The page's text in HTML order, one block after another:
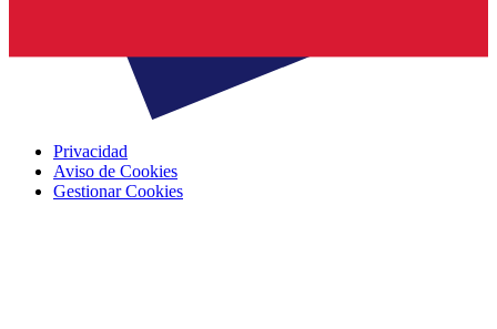
Privacidad
Aviso de Cookies
Gestionar Cookies